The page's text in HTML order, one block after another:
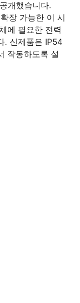
개했습니다.
장 가능한 이 시
에 필요한 전력
. 신제품은 IP54
작동하도록 설